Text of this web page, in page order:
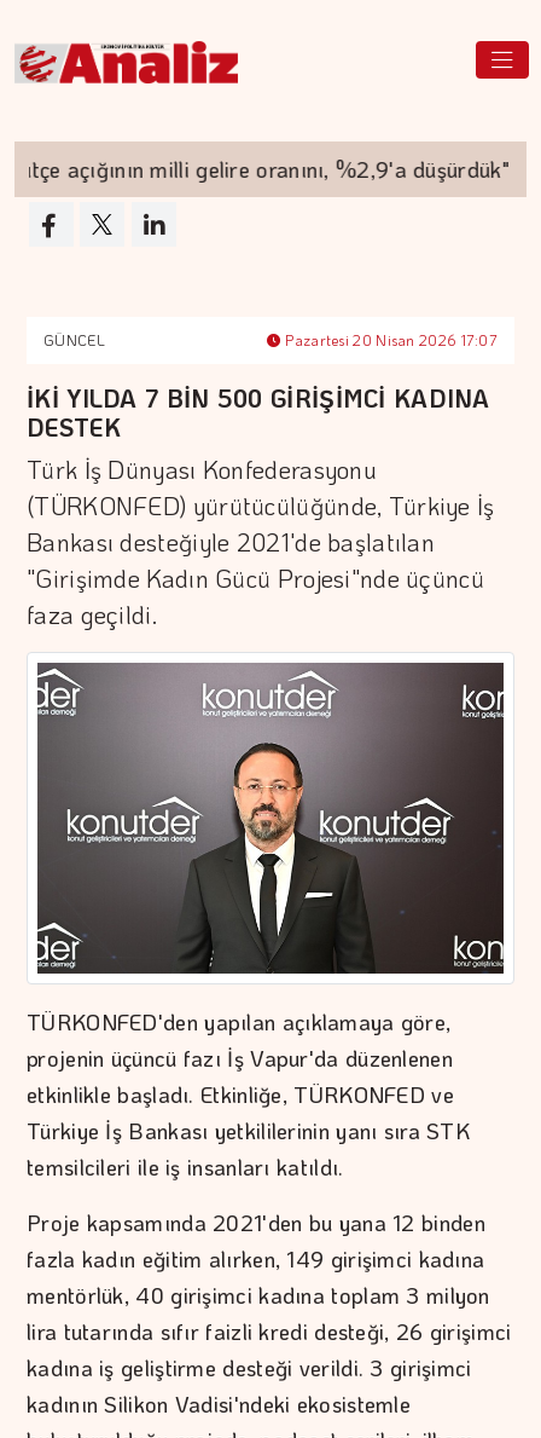
açığının milli gelire oranını, %2,9'a düşürdük"
GÜNCEL Pazartesi 20 Nisan 2026 17:07
İKİ YILDA 7 BİN 500 GİRİŞİMCİ KADINA
DESTEK
Türk İş Dünyası Konfederasyonu
(TÜRKONFED) yürütücülüğünde, Türkiye İş
Bankası desteğiyle 2021'de başlatılan
"Girişimde Kadın Gücü Projesi"nde üçüncü
faza geçildi.
TÜRKONFED'den yapılan açıklamaya göre,
projenin üçüncü fazı İş Vapur'da düzenlenen
etkinlikle başladı. Etkinliğe, TÜRKONFED ve
Türkiye İş Bankası yetkililerinin yanı sıra STK
temsilcileri ile iş insanları katıldı.
Proje kapsamında 2021'den bu yana 12 binden
fazla kadın eğitim alırken, 149 girişimci kadına
mentörlük, 40 girişimci kadına toplam 3 milyon
lira tutarında sıfır faizli kredi desteği, 26 girişimci
kadına iş geliştirme desteği verildi. 3 girişimci
kadının Silikon Vadisi'ndeki ekosistemle